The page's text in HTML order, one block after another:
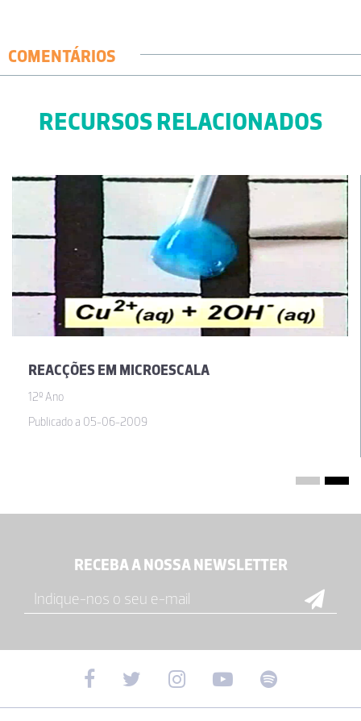
COMENTÁRIOS
RECURSOS RELACIONADOS
REACÇÕES EM MICROESCALA
12º Ano
Publicado a 05-06-2009
RECEBA A NOSSA NEWSLETTER